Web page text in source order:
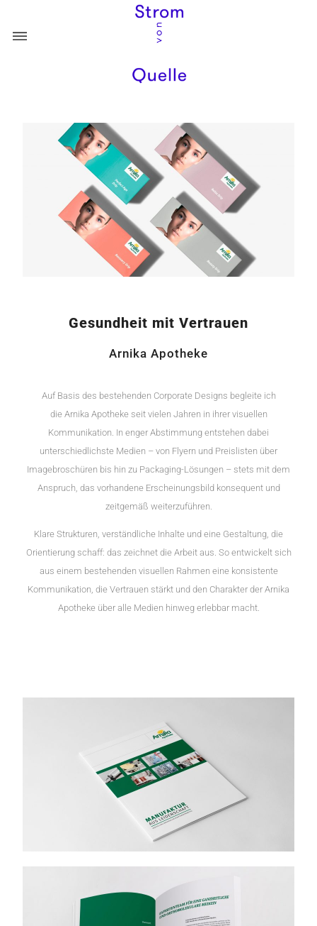
PORTFOLIO
DESTINATION
GESUNDHEIT
KULINARIK
RECHT UND BERATUNG
Gesundheit mit Vertrauen
Arnika Apotheke
Auf Basis des bestehenden Corporate Designs begleite ich
die Arnika Apotheke seit vielen Jahren in ihrer visuellen
Kommunikation. In enger Abstimmung entstehen dabei
unterschiedlichste Medien – von Flyern und Preislisten über
Imagebroschüren bis hin zu Packaging-Lösungen – stets mit dem
Anspruch, das vorhandene Erscheinungsbild konsequent und
zeitgemäß weiterzuführen.
Klare Strukturen, verständliche Inhalte und eine Gestaltung, die
Orientierung schaff: das zeichnet die Arbeit aus. So entwickelt sich
aus einem bestehenden visuellen Rahmen eine konsistente
Kommunikation, die Vertrauen stärkt und den Charakter der Arnika
Apotheke über alle Medien hinweg erlebbar macht.